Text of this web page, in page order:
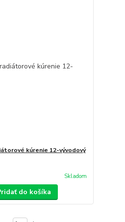
kúrenie 12-vývodový
Skladom
do košíka